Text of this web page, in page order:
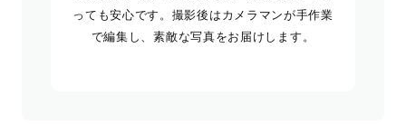
っても安心です。撮影後はカメラマンが手作業
で編集し、素敵な写真をお届けします。